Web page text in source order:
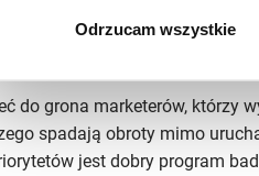
Odrzucam wszystkie
jest wiele form
klienta, które przy dobrze
cennych informacji na temat
do grona marketerów, którzy
spadają obroty mimo
jest dobry program